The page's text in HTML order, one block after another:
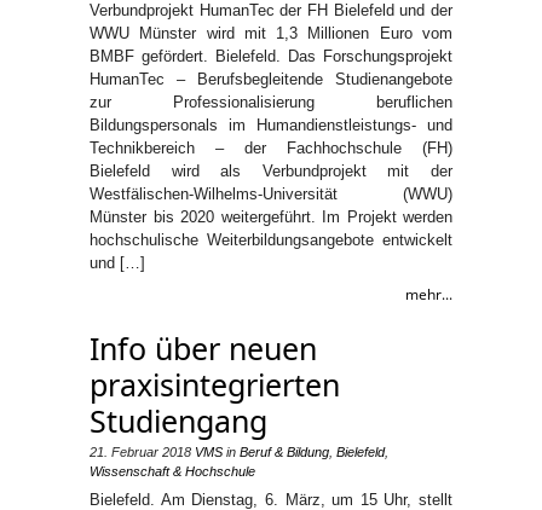
Verbundprojekt HumanTec der FH Bielefeld und der
WWU Münster wird mit 1,3 Millionen Euro vom
BMBF gefördert. Bielefeld. Das Forschungsprojekt
HumanTec – Berufsbegleitende Studienangebote
zur Professionalisierung beruflichen
Bildungspersonals im Humandienstleistungs- und
Technikbereich – der Fachhochschule (FH)
Bielefeld wird als Verbundprojekt mit der
Westfälischen-Wilhelms-Universität (WWU)
Münster bis 2020 weitergeführt. Im Projekt werden
hochschulische Weiterbildungsangebote entwickelt
und […]
mehr...
Info über neuen
praxisintegrierten
Studiengang
21. Februar 2018 VMS in Beruf & Bildung Bielefeld,
Wissenschaft & Hochschule
Bielefeld. Am Dienstag, 6. März, um 15 Uhr, stellt